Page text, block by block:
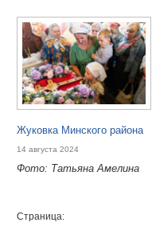
Жуковка Минского района
14 августа 2024
Фото: Татьяна Амелина
Страница: